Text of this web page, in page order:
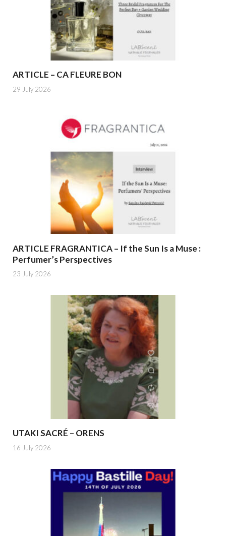
ARTICLE – CA FLEURE BON
29 July 2026
ARTICLE FRAGRANTICA – If the Sun Is a Muse :
Perfumer’s Perspectives
23 July 2026
UTAKI SACRÉ – ORENS
16 July 2026